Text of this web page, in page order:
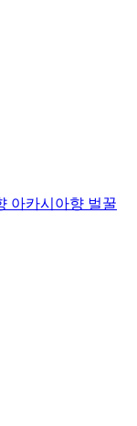
아카시아향 벌꿀